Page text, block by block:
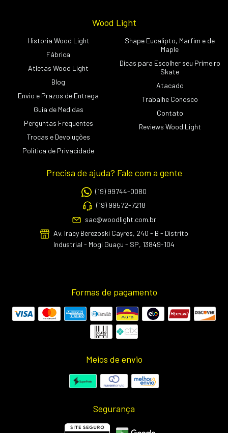
Wood Light
Historia Wood Light
Fábrica
Atletas Wood Light
Blog
Envio e Prazos de Entrega
Guia de Medidas
Perguntas Frequentes
Trocas e Devoluções
Política de Privacidade
Shape Eucalipto, Marfim e de
Maple
Dicas para Escolher seu Primeiro
Skate
Atacado
Trabalhe Conosco
Contato
Reviews Wood Light
Precisa de ajuda? Fale com a gente
(19) 99744-0080
(19) 99572-7218
sac@woodlight.com.br
Av. Iracy Berezoski Cayres, 240 - B - Distrito
Industrial - Mogi Guaçu - SP, 13849-104
Formas de pagamento
Meios de envio
Segurança